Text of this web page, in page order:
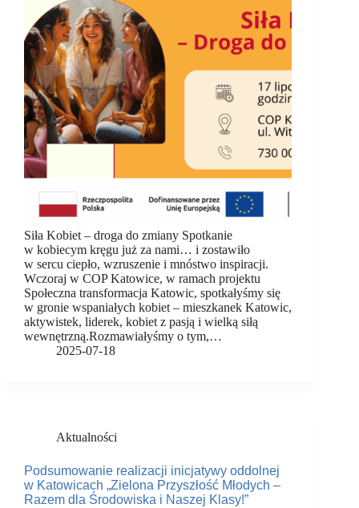
Siła Kobiet – droga do zmiany Spotkanie
w kobiecym kręgu już za nami… i zostawiło
w sercu ciepło, wzruszenie i mnóstwo inspiracji.
Wczoraj w COP Katowice, w ramach projektu
Społeczna transformacja Katowic, spotkałyśmy się
w gronie wspaniałych kobiet – mieszkanek Katowic,
aktywistek, liderek, kobiet z pasją i wielką siłą
wewnętrzną.Rozmawiałyśmy o tym,…
2025-07-18
Aktualności
Podsumowanie realizacji inicjatywy oddolnej
w Katowicach „Zielona Przyszłość Młodych –
Razem dla Środowiska i Naszej Klasy!”